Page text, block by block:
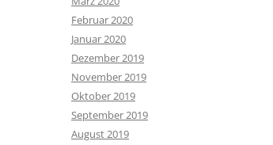
Februar 2020
Januar 2020
Dezember 2019
November 2019
Oktober 2019
September 2019
August 2019